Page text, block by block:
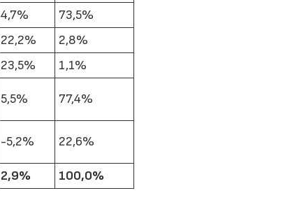
4,7%
73,5%
22,2%
2,8%
23,5%
1,1%
5,5% 77,4%
-5,2% 22,6%
2,9% 100,0%